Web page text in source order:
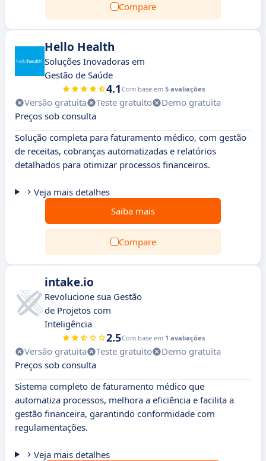
Compare
Hello Health
Soluções Inovadoras em
Gestão de Saúde
4.1 Com base em 5 avaliações
Versão gratuita Teste gratuito
Demo gratuita
Preços sob consulta
Solução completa para faturamento médico, com gestão
de receitas, cobranças automatizadas e relatórios
detalhados para otimizar processos financeiros.
Veja mais detalhes
Saiba mais
Compare
intake.io
Revolucione sua Gestão
de Projetos com
Inteligência
2.5Com base em 1 avaliações
Versão gratuita Teste gratuito
Demo gratuita
Preços sob consulta
Sistema completo de faturamento médico que
automatiza processos, melhora a eficiência e facilita a
gestão financeira, garantindo conformidade com
regulamentações.
Veja mais detalhes